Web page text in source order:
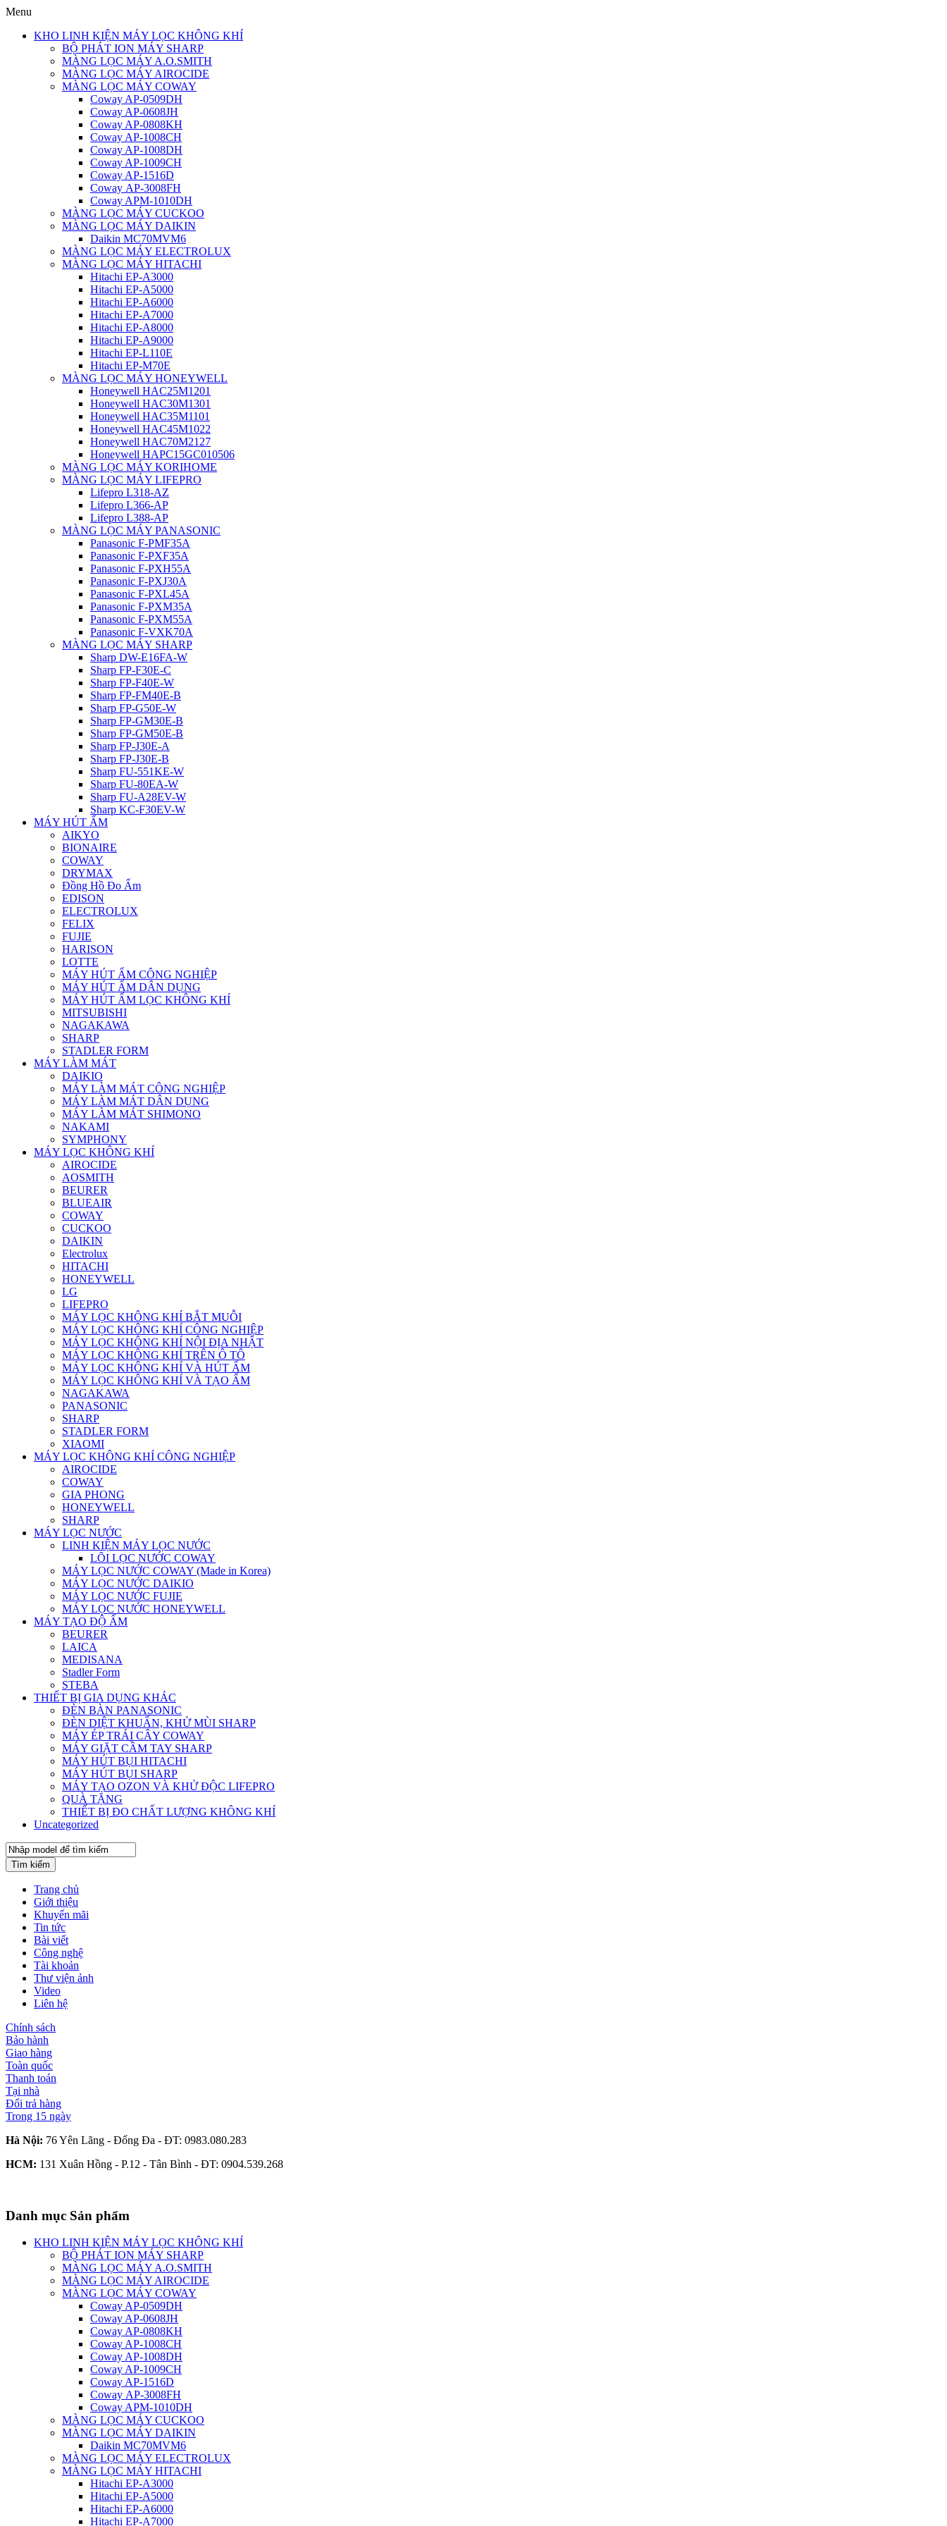
Menu
KHO LINH KIỆN MÁY LỌC KHÔNG KHÍ
BỘ PHÁT ION MÁY SHARP
MÀNG LỌC MÁY A.O.SMITH
MÀNG LỌC MÁY AIROCIDE
MÀNG LỌC MÁY COWAY
Coway AP-0509DH
Coway AP-0608JH
Coway AP-0808KH
Coway AP-1008CH
Coway AP-1008DH
Coway AP-1009CH
Coway AP-1516D
Coway AP-3008FH
Coway APM-1010DH
MÀNG LỌC MÁY CUCKOO
MÀNG LỌC MÁY DAIKIN
Daikin MC70MVM6
MÀNG LỌC MÁY ELECTROLUX
MÀNG LỌC MÁY HITACHI
Hitachi EP-A3000
Hitachi EP-A5000
Hitachi EP-A6000
Hitachi EP-A7000
Hitachi EP-A8000
Hitachi EP-A9000
Hitachi EP-L110E
Hitachi EP-M70E
MÀNG LỌC MÁY HONEYWELL
Honeywell HAC25M1201
Honeywell HAC30M1301
Honeywell HAC35M1101
Honeywell HAC45M1022
Honeywell HAC70M2127
Honeywell HAPC15GC010506
MÀNG LỌC MÁY KORIHOME
MÀNG LỌC MÁY LIFEPRO
Lifepro L318-AZ
Lifepro L366-AP
Lifepro L388-AP
MÀNG LỌC MÁY PANASONIC
Panasonic F-PMF35A
Panasonic F-PXF35A
Panasonic F-PXH55A
Panasonic F-PXJ30A
Panasonic F-PXL45A
Panasonic F-PXM35A
Panasonic F-PXM55A
Panasonic F-VXK70A
MÀNG LỌC MÁY SHARP
Sharp DW-E16FA-W
Sharp FP-F30E-C
Sharp FP-F40E-W
Sharp FP-FM40E-B
Sharp FP-G50E-W
Sharp FP-GM30E-B
Sharp FP-GM50E-B
Sharp FP-J30E-A
Sharp FP-J30E-B
Sharp FU-551KE-W
Sharp FU-80EA-W
Sharp FU-A28EV-W
Sharp KC-F30EV-W
MÁY HÚT ẨM
AIKYO
BIONAIRE
COWAY
DRYMAX
Đồng Hồ Đo Ẩm
EDISON
ELECTROLUX
FELIX
FUJIE
HARISON
LOTTE
MÁY HÚT ẨM CÔNG NGHIỆP
MÁY HÚT ẨM DÂN DỤNG
MÁY HÚT ẨM LỌC KHÔNG KHÍ
MITSUBISHI
NAGAKAWA
SHARP
STADLER FORM
MÁY LÀM MÁT
DAIKIO
MÁY LÀM MÁT CÔNG NGHIỆP
MÁY LÀM MÁT DÂN DỤNG
MÁY LÀM MÁT SHIMONO
NAKAMI
SYMPHONY
MÁY LỌC KHÔNG KHÍ
AIROCIDE
AOSMITH
BEURER
BLUEAIR
COWAY
CUCKOO
DAIKIN
Electrolux
HITACHI
HONEYWELL
LG
LIFEPRO
MÁY LỌC KHÔNG KHÍ BẮT MUỖI
MÁY LỌC KHÔNG KHÍ CÔNG NGHIỆP
MÁY LỌC KHÔNG KHÍ NỘI ĐỊA NHẬT
MÁY LỌC KHÔNG KHÍ TRÊN Ô TÔ
MÁY LỌC KHÔNG KHÍ VÀ HÚT ẨM
MÁY LỌC KHÔNG KHÍ VÀ TẠO ẨM
NAGAKAWA
PANASONIC
SHARP
STADLER FORM
XIAOMI
MÁY LỌC KHÔNG KHÍ CÔNG NGHIỆP
AIROCIDE
COWAY
GIA PHONG
HONEYWELL
SHARP
MÁY LỌC NƯỚC
LINH KIỆN MÁY LỌC NƯỚC
LÕI LỌC NƯỚC COWAY
MÁY LỌC NƯỚC COWAY (Made in Korea)
MÁY LỌC NƯỚC DAIKIO
MÁY LỌC NƯỚC FUJIE
MÁY LỌC NƯỚC HONEYWELL
MÁY TẠO ĐỘ ẨM
BEURER
LAICA
MEDISANA
Stadler Form
STEBA
THIẾT BỊ GIA DỤNG KHÁC
ĐÈN BÀN PANASONIC
ĐÈN DIỆT KHUẨN, KHỬ MÙI SHARP
MÁY ÉP TRÁI CÂY COWAY
MÁY GIẶT CẦM TAY SHARP
MÁY HÚT BỤI HITACHI
MÁY HÚT BỤI SHARP
MÁY TẠO OZON VÀ KHỬ ĐỘC LIFEPRO
QUÀ TẶNG
THIẾT BỊ ĐO CHẤT LƯỢNG KHÔNG KHÍ
Uncategorized
Tìm kiếm
Trang chủ
Giới thiệu
Khuyến mãi
Tin tức
Bài viết
Công nghệ
Tài khoản
Thư viện ảnh
Video
Liên hệ
Chính sách
Bảo hành
Giao hàng
Toàn quốc
Thanh toán
Tại nhà
Đổi trả hàng
Trong 15 ngày
Hà Nội: 76 Yên Lãng - Đống Đa - ĐT: 0983.080.283
HCM: 131 Xuân Hồng - P.12 - Tân Bình - ĐT: 0904.539.268
Danh mục Sản phẩm
KHO LINH KIỆN MÁY LỌC KHÔNG KHÍ
BỘ PHÁT ION MÁY SHARP
MÀNG LỌC MÁY A.O.SMITH
MÀNG LỌC MÁY AIROCIDE
MÀNG LỌC MÁY COWAY
Coway AP-0509DH
Coway AP-0608JH
Coway AP-0808KH
Coway AP-1008CH
Coway AP-1008DH
Coway AP-1009CH
Coway AP-1516D
Coway AP-3008FH
Coway APM-1010DH
MÀNG LỌC MÁY CUCKOO
MÀNG LỌC MÁY DAIKIN
Daikin MC70MVM6
MÀNG LỌC MÁY ELECTROLUX
MÀNG LỌC MÁY HITACHI
Hitachi EP-A3000
Hitachi EP-A5000
Hitachi EP-A6000
Hitachi EP-A7000